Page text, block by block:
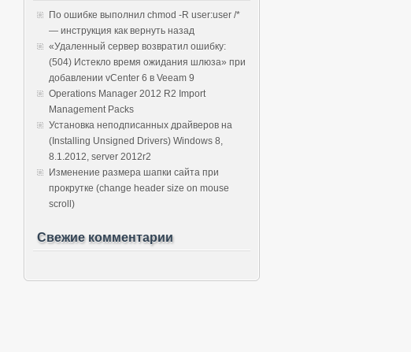
По ошибке выполнил chmod -R user:user /*
— инструкция как вернуть назад
«Удаленный сервер возвратил ошибку:
(504) Истекло время ожидания шлюза» при
добавлении vCenter 6 в Veeam 9
Operations Manager 2012 R2 Import
Management Packs
Установка неподписанных драйверов на
(Installing Unsigned Drivers) Windows 8,
8.1.2012, server 2012r2
Изменение размера шапки сайта при
прокрутке (change header size on mouse
scroll)
Свежие комментарии